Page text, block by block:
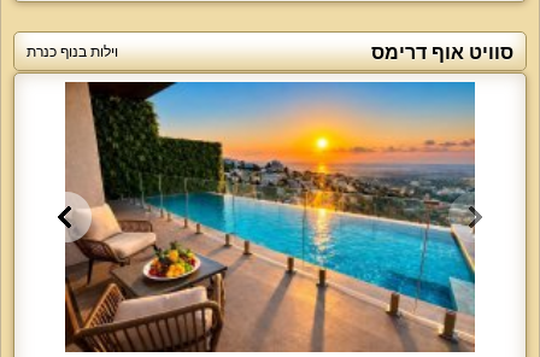
סוויט אוף דרימס וילות בנוף כנרת